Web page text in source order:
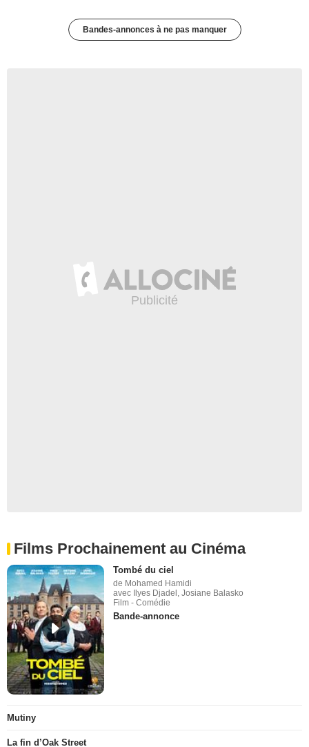
Bandes-annonces à ne pas manquer
Films Prochainement au Cinéma
Tombé du ciel
de Mohamed Hamidi
avec Ilyes Djadel, Josiane Balasko
Film - Comédie
Bande-annonce
Mutiny
La fin d’Oak Street